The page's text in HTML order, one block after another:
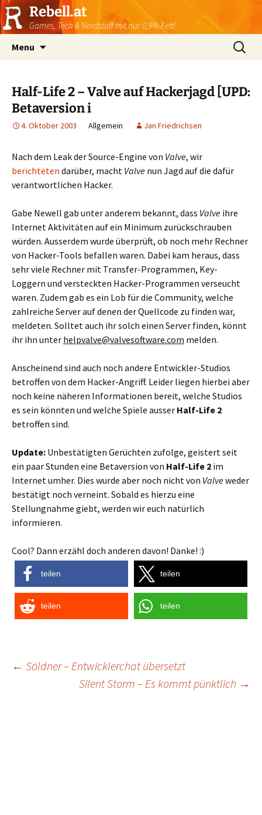
Rebell.at
Games, Tech & Nerdstuff mit nur 0,9% Fett!
Menu
Suchen
nach:
Half-Life 2 – Valve auf Hackerjagd [UPD:
Betaversion i
4. Oktober 2003 Allgemein Jan Friedrichsen
Nach dem Leak der Source-Engine von Valve, wir
berichteten darüber, macht Valve nun Jagd auf die dafür
verantwortlichen Hacker.
Gabe Newell gab unter anderem bekannt, dass Valve ihre
Internet Aktivitäten auf ein Minimum zurückschrauben
würden. Ausserdem wurde überprüft, ob noch mehr Rechner
von Hacker-Tools befallen waren. Dabei kam heraus, dass
sehr viele Rechner mit Transfer-Programmen, Key-
Loggern und versteckten Hacker-Programmen verseucht
waren. Zudem gab es ein Lob für die Community, welche
zahlreiche Server auf denen der Quellcode zu finden war,
meldeten. Solltet auch ihr solch einen Server finden, könnt
ihr ihn unter helpvalve@valvesoftware.com melden.
Anscheinend sind auch noch andere Entwickler-Studios
betroffen von dem Hacker-Angriff. Leider liegen hierbei aber
noch keine näheren Informationen bereit, welche Studios
es sein könnten und welche Spiele ausser Half-Life 2
betroffen sind.
Update: Unbestätigten Gerüchten zufolge, geistert seit
ein paar Stunden eine Betaversion von Half-Life 2 im
Internet umher. Dies wurde aber noch nicht von Valveweder
bestätigt noch verneint. Sobald es hierzu eine
Stellungnahme giebt, werden wir euch natürlich
informieren.
Cool? Dann erzähl doch anderen davon! Danke! :)
teilen teilen
teilen teilen
Post
← Söldner – Entwicklerchat übersetzt
Silent Storm – Es kommt pünktlich →